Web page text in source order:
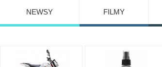
NEWSY FILMY